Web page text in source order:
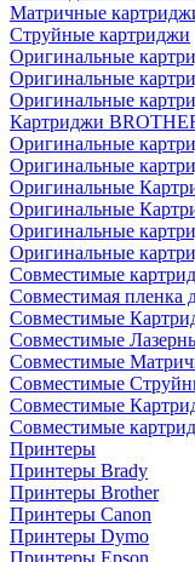
Матричные
Струйные картриджи
Оригинальные
Оригинальные
Оригинальные
Картриджи
Оригинальные
Оригинальные
Оригинальные
Оригинальные
Оригинальные
Оригинальные
Совместимые
Совместимая пленка
Совместимые
Совместимые
Совместимые
Совместимые
Совместимые
Совместимые
Принтеры
Принтеры Brady
Принтеры Brother
Принтеры Canon
Принтеры Dymo
Принтеры Epson